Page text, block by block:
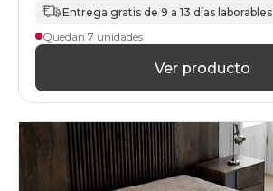
Entrega gratis de 9 a 13 días laborables
Quedan 7 unidades
Ver producto